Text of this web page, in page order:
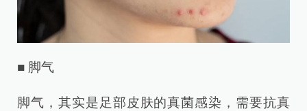
■ 脚气
脚气，其实是足部皮肤的真菌感染，需要抗真